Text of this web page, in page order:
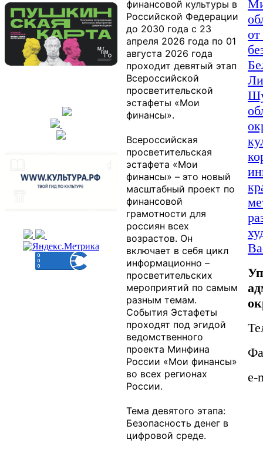
финансовой культуры в
Российской Федерации
до 2030 года с 23
апреля 2026 года по 01
августа 2026 года
проходит девятый этап
Всероссийской
просветительской
эстафеты «Мои
финансы».
Всероссийская
просветительская
эстафета «Мои
финансы» – это новый
масштабный проект по
финансовой
грамотности для
россиян всех
возрастов. Он
включает в себя цикл
информационно –
просветительских
мероприятий по самым
разным темам.
События Эстафеты
проходят под эгидой
ведомственного
проекта Минфина
России «Мои финансы»
во всех регионах
России.
Тема девятого этапа:
Безопасность денег в
цифровой среде.
e-